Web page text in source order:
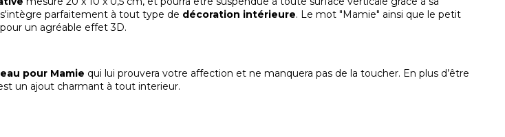
parfaitement à tout type de décoration intérieure. Le mot "Mamie" ainsi que le petit
un agréable effet 3D.
pour Mamie qui lui prouvera votre affection et ne manquera pas de la toucher. En plus d’être
un ajout charmant à tout interieur.